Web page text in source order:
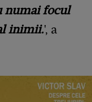
numai focul
inimii.', a